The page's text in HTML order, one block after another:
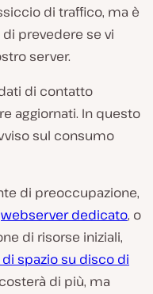
di traffico, ma è
prevedere se vi
server.
di contatto
aggiornati. In questo
sul consumo
di preoccupazione,
webserver dedicato, o
di risorse iniziali,
spazio su disco di
di più, ma